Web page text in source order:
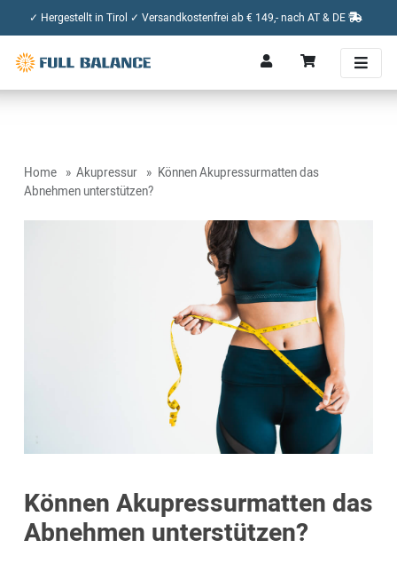
✓ Hergestellt in Tirol ✓ Versandkostenfrei ab € 149,- nach AT & DE
Home Akupressur
Können Akupressurmatten das
Abnehmen unterstützen?
Können Akupressurmatten das
Abnehmen unterstützen?